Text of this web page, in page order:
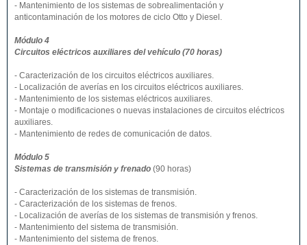
- Mantenimiento de los sistemas de sobrealimentación y
anticontaminación de los motores de ciclo Otto y Diesel.
Módulo 4
Circuitos eléctricos auxiliares del vehículo (70 horas)
- Caracterización de los circuitos eléctricos auxiliares.
- Localización de averías en los circuitos eléctricos auxiliares.
- Mantenimiento de los sistemas eléctricos auxiliares.
- Montaje o modificaciones o nuevas instalaciones de circuitos eléctricos
auxiliares.
- Mantenimiento de redes de comunicación de datos.
Módulo 5
Sistemas de transmisión y frenado (90 horas)
- Caracterización de los sistemas de transmisión.
- Caracterización de los sistemas de frenos.
- Localización de averías de los sistemas de transmisión y frenos.
- Mantenimiento del sistema de transmisión.
- Mantenimiento del sistema de frenos.